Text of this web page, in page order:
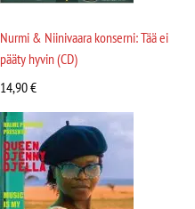
Nurmi & Niinivaara konserni: Tää ei
pääty hyvin (CD)
14,90€